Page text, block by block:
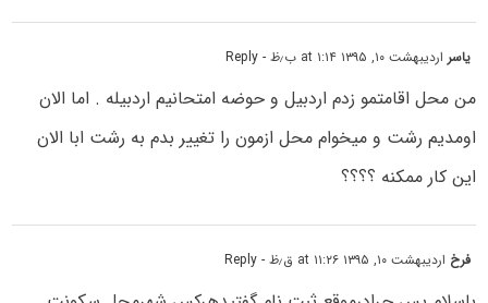
یاسر اردیبهشت ۱۰, ۱۳۹۵ at ۱:۱۴ ب٫ظ - Reply
من محل اقامتمو زدم اردبیل و حوضه امتحانیم اردبیله . اما الان
اومدیم رشت و میخوام محل ازمون را تغییر بدم به رشت ابا الان
این کار ممکنه ؟؟؟؟
فرخ اردیبهشت ۱۰, ۱۳۹۵ at ۱۱:۲۶ ق٫ظ - Reply